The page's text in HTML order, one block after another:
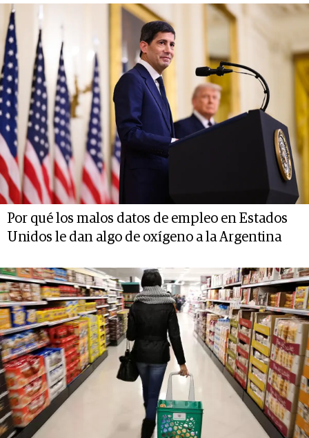
Por qué los malos datos de empleo en Estados
Unidos le dan algo de oxígeno a la Argentina